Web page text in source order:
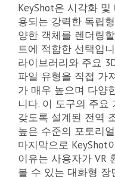
KeyShot은 시각화
용되는 강력한 독립
양한 객체를 렌더링
트에 적합한 선택입
라이브러리와 주요
파일 유형을 직접 가
가 매우 높으며 다양
니다. 이 도구의 주요
갖도록 설계된 전역
높은 수준의 포토리
마지막으로 KeyShot
이유는 사용자가 VR
볼 수 있는 대화형 장